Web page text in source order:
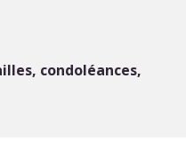
condoléances,